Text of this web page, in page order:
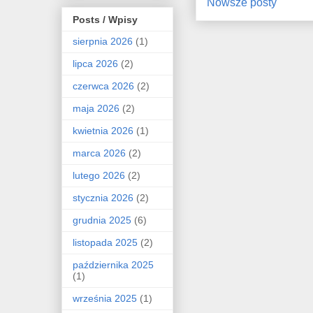
Nowsze posty
Posts / Wpisy
sierpnia 2026 (1)
lipca 2026 (2)
czerwca 2026 (2)
maja 2026 (2)
kwietnia 2026 (1)
marca 2026 (2)
lutego 2026 (2)
stycznia 2026 (2)
grudnia 2025 (6)
listopada 2025 (2)
października 2025
(1)
września 2025 (1)